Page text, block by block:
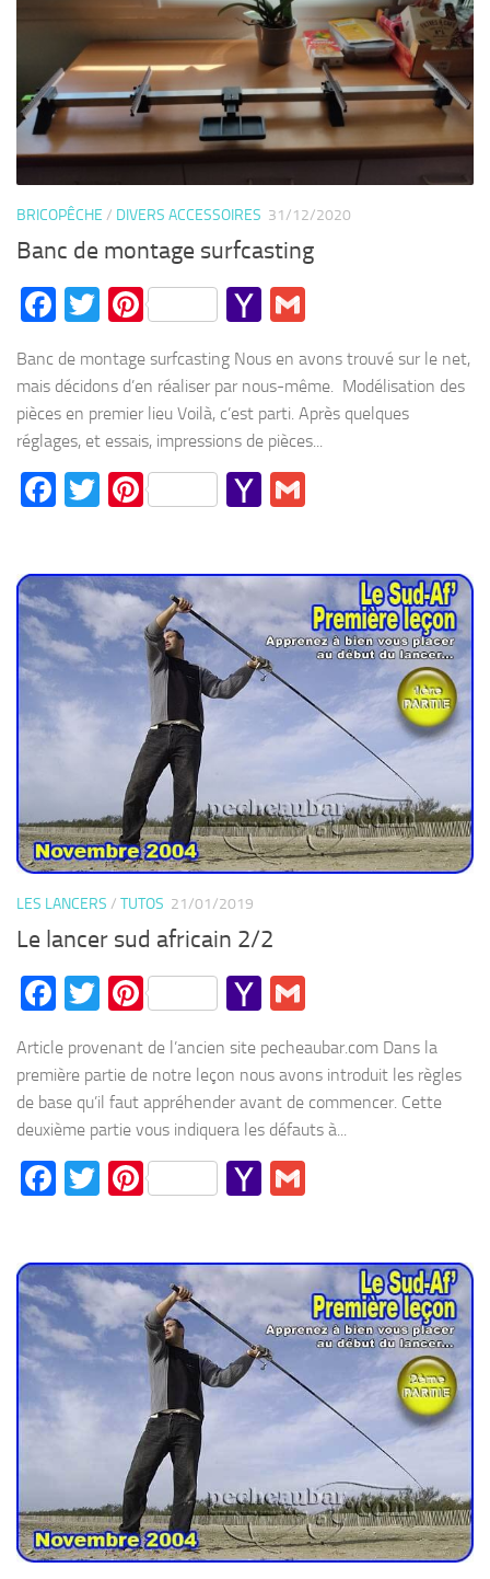
BRICOPÊCHE / DIVERS ACCESSOIRES 31/12/2020
Banc de montage surfcasting
Facebook
Twitter
PinterestYahoo
Banc de montage surfcasting Nous en avons trouvé sur le net,
mais décidons d’en réaliser par nous-même. Modélisation des
pièces en premier lieu Voilà, c’est parti. Après quelques
réglages, et essais, impressions de pièces...
Facebook
Twitter
PinterestYahoo
LES LANCERS / TUTOS 21/01/2019
Le lancer sud africain 2/2
Facebook
TwitterPinterestYahoo
Article provenant de l’ancien site pecheaubar.com Dans la
première partie de notre leçon nous avons introduit les règles
de base qu’il faut appréhender avant de commencer. Cette
deuxième partie vous indiquera les défauts à...
Facebook
TwitterPinterestYahoo